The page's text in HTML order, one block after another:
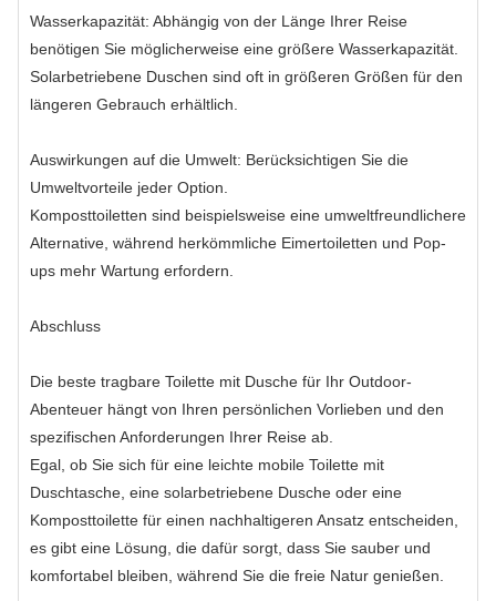
Wasserkapazität: Abhängig von der Länge Ihrer Reise
benötigen Sie möglicherweise eine größere Wasserkapazität.
Solarbetriebene Duschen sind oft in größeren Größen für den
längeren Gebrauch erhältlich.
Auswirkungen auf die Umwelt: Berücksichtigen Sie die
Umweltvorteile jeder Option.
Komposttoiletten sind beispielsweise eine umweltfreundlichere
Alternative, während herkömmliche Eimertoiletten und Pop-
ups mehr Wartung erfordern.
Abschluss
Die beste tragbare Toilette mit Dusche für Ihr Outdoor-
Abenteuer hängt von Ihren persönlichen Vorlieben und den
spezifischen Anforderungen Ihrer Reise ab.
Egal, ob Sie sich für eine leichte mobile Toilette mit
Duschtasche, eine solarbetriebene Dusche oder eine
Komposttoilette für einen nachhaltigeren Ansatz entscheiden,
es gibt eine Lösung, die dafür sorgt, dass Sie sauber und
komfortabel bleiben, während Sie die freie Natur genießen.